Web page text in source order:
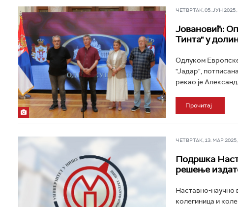
ЧЕТВРТАК, 05. ЈУН 2025,
Јовановић:
Тинта" у
Одлуком Европске
"Јадар",
рекао је
Прочитај
ЧЕТВРТАК, 13. МАР 2025,
Подршка
решење
Наставно-научно
колегиница и